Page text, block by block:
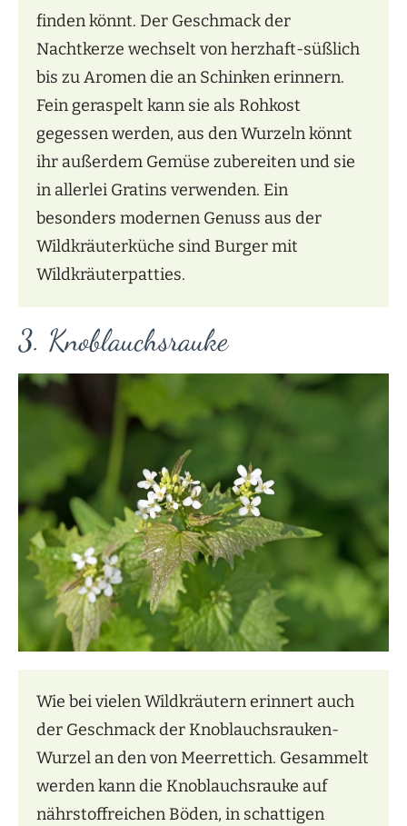
finden könnt. Der Geschmack der
Nachtkerze wechselt von herzhaft-süßlich
bis zu Aromen die an Schinken erinnern.
Fein geraspelt kann sie als Rohkost
gegessen werden, aus den Wurzeln könnt
ihr außerdem Gemüse zubereiten und sie
in allerlei Gratins verwenden. Ein
besonders modernen Genuss aus der
Wildkräuterküche sind Burger mit
Wildkräuterpatties.
3. Knoblauchsrauke
Wie bei vielen Wildkräutern erinnert auch
der Geschmack der Knoblauchsrauken-
Wurzel an den von Meerrettich. Gesammelt
werden kann die Knoblauchsrauke auf
nährstoffreichen Böden, in schattigen